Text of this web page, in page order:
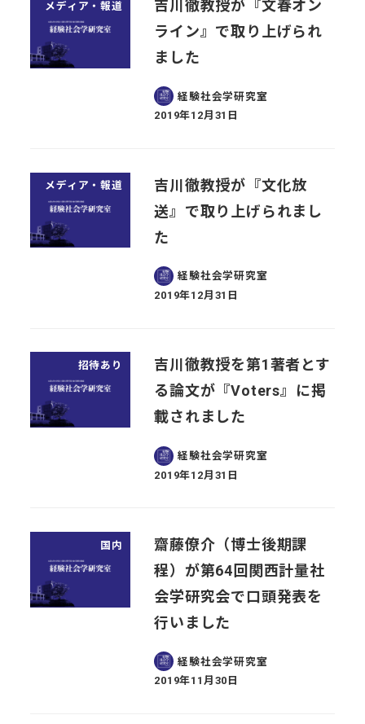
メディア・報道
吉川徹教授が『文春オン
ライン』で取り上げられ
ました
経験社会学研究室
投稿日
2019年12月31日
メディア・報道
吉川徹教授が『文化放
送』で取り上げられまし
た
経験社会学研究室
投稿日
2019年12月31日
招待あり
吉川徹教授を第1著者とす
る論文が『Voters』に掲
載されました
経験社会学研究室
投稿日
2019年12月31日
国内
齋藤僚介（博士後期課
程）が第64回関西計量社
会学研究会で口頭発表を
行いました
経験社会学研究室
投稿日
2019年11月30日